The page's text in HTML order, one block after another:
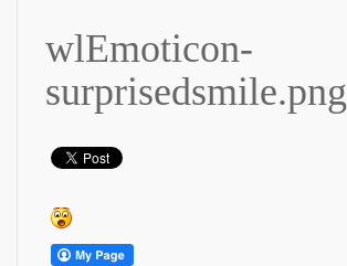
wlEmoticon-
surprisedsmile.png